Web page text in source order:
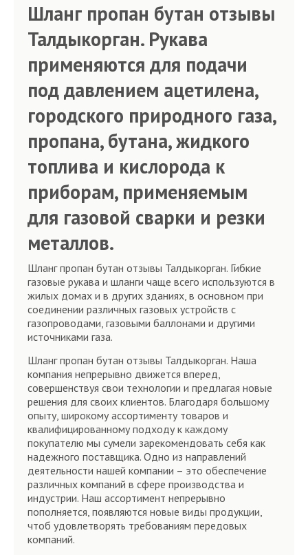
Шланг пропан бутан отзывы
Талдыкорган. Рукава
применяются для подачи
под давлением ацетилена,
городского природного газа,
пропана, бутана, жидкого
топлива и кислорода к
приборам, применяемым
для газовой сварки и резки
металлов.
Шланг пропан бутан отзывы Талдыкорган. Гибкие
газовые рукава и шланги чаще всего используются в
жилых домах и в других зданиях, в основном при
соединении различных газовых устройств с
газопроводами, газовыми баллонами и другими
источниками газа.
Шланг пропан бутан отзывы Талдыкорган. Наша
компания непрерывно движется вперед,
совершенствуя свои технологии и предлагая новые
решения для своих клиентов. Благодаря большому
опыту, широкому ассортименту товаров и
квалифицированному подходу к каждому
покупателю мы сумели зарекомендовать себя как
надежного поставщика. Одно из направлений
деятельности нашей компании – это обеспечение
различных компаний в сфере производства и
индустрии. Наш ассортимент непрерывно
пополняется, появляются новые виды продукции,
чтоб удовлетворять требованиям передовых
компаний.